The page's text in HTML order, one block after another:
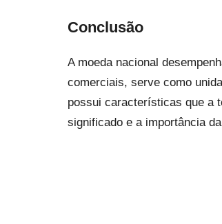
Conclusão
A moeda nacional
comerciais, serve como
possui características que a
significado e a importância